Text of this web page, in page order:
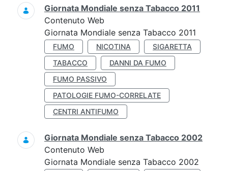
Giornata Mondiale senza Tabacco 2011
Contenuto Web
Giornata Mondiale senza Tabacco 2011
FUMO NICOTINA
SIGARETTA
TABACCO
DANNI DA FUMO
FUMO PASSIVO
PATOLOGIE FUMO-CORRELATE
CENTRI ANTIFUMO
Giornata Mondiale senza Tabacco 2002
Contenuto Web
Giornata Mondiale senza Tabacco 2002